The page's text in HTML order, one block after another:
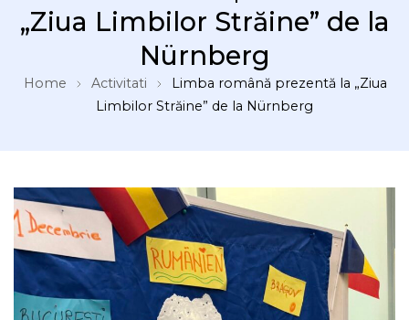
„Ziua Limbilor Străine” de la
Nürnberg
Home Activitati
Limba română prezentă la „Ziua
Limbilor Străine” de la Nürnberg